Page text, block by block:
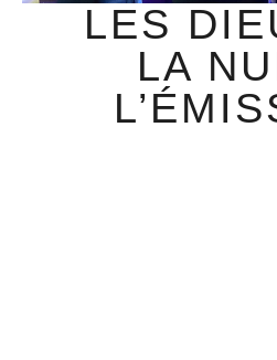
LES
LA